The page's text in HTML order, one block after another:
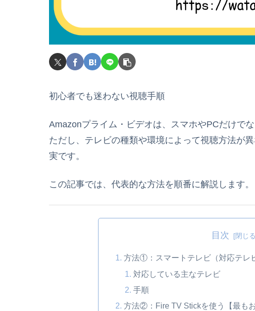
初心者でも迷わない視聴手順
Amazonプライム・ビデオは、スマホやPCだけでな
ただし、テレビの種類や環境によって視聴方法が
実です。
この記事では、代表的な方法を順番に解説します。
目次
方法①：スマートテレビ（対応テレ
対応している主なテレビ
手順
方法②：Fire TV Stickを使う【最もお